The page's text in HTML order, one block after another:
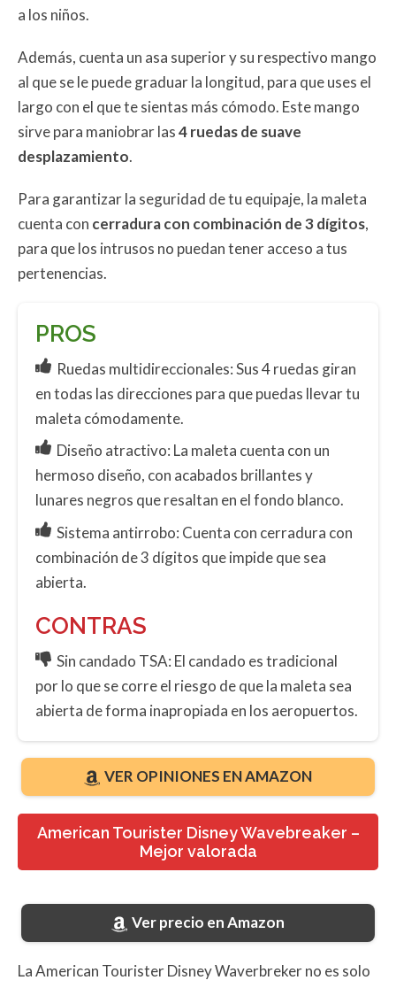
a los niños.
Además, cuenta un asa superior y su respectivo mango
al que se le puede graduar la longitud, para que uses el
largo con el que te sientas más cómodo. Este mango
sirve para maniobrar las4 ruedas de suave
desplazamiento.
Para garantizar la seguridad de tu equipaje, la maleta
cuenta con cerradura con combinación de 3 dígitos,
para que los intrusos no puedan tener acceso a tus
pertenencias.
PROS
Ruedas multidireccionales: Sus 4 ruedas giran
en todas las direcciones para que puedas llevar tu
maleta cómodamente.
Diseño atractivo: La maleta cuenta con un
hermoso diseño, con acabados brillantes y
lunares negros que resaltan en el fondo blanco.
Sistema antirrobo: Cuenta con cerradura con
combinación de 3 dígitos que impide que sea
abierta.
CONTRAS
Sin candado TSA: El candado es tradicional
por lo que se corre el riesgo de que la maleta sea
abierta de forma inapropiada en los aeropuertos.
VER OPINIONES EN AMAZON
American Tourister Disney Wavebreaker –
Mejor valorada
Ver precio en Amazon
La American Tourister Disney Waverbreker no es solo